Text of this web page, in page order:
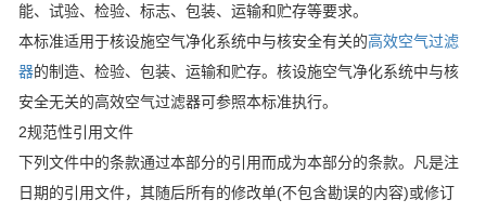
能、试验、检验、标志、包装、运输和贮存等要求。
本标准适用于核设施空气净化系统中与核安全有关的高效空气过滤
器的制造、检验、包装、运输和贮存。核设施空气净化系统中与核
安全无关的高效空气过滤器可参照本标准执行。
2规范性引用文件
下列文件中的条款通过本部分的引用而成为本部分的条款。凡是注
日期的引用文件，其随后所有的修改单(不包含勘误的内容)或修订